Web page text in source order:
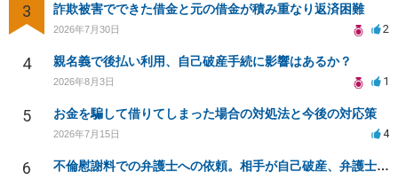
3 詐欺被害でできた借金と元の借金が積み重なり返済困難
2026年7月30日 2
4 親名義で後払い利用、自己破産手続に影響はあるか？
2026年8月3日 1
5 お金を騙して借りてしまった場合の対処法と今後の対応策
2026年7月15日 4
6 不倫慰謝料での弁護士への依頼。相手が自己破産、弁護士との契約範囲は？